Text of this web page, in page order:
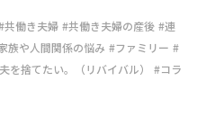
共働き夫婦 #共働き夫婦の産後 #連
族や人間関係の悩み #ファミリー #
を捨てたい。（リバイバル）
#コラ